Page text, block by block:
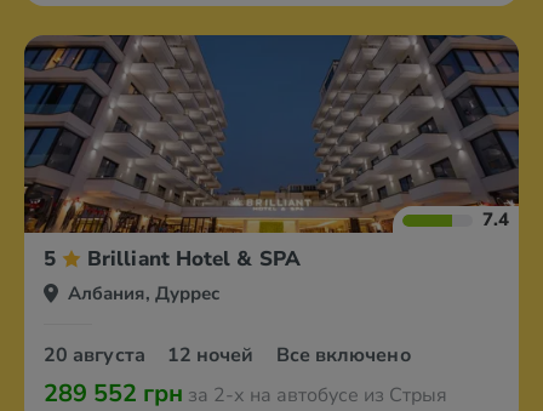
7.4
5 Brilliant Hotel & SPA
Албания, Дуррес
20 августа 12 ночей Все включено
289 552 грн за 2-х на автобусе из Стрыя